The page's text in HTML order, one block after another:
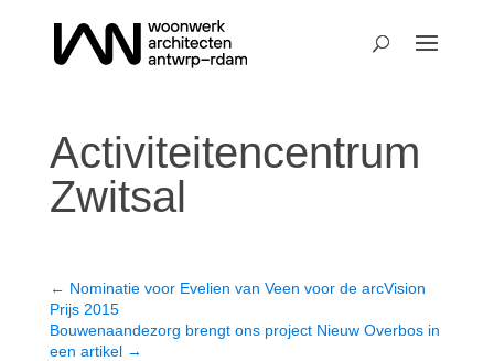
Activiteitencentrum
Zwitsal
← Nominatie voor Evelien van Veen voor de arcVision
Prijs 2015
Bouwenaandezorg brengt ons project Nieuw Overbos in
een artikel→